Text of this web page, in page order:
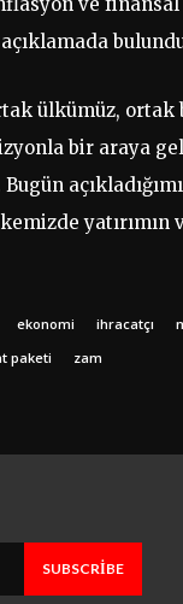
ülkümüz,
bir araya
ekonomi ihracatçı
paketi zam
SUBSCRIBE